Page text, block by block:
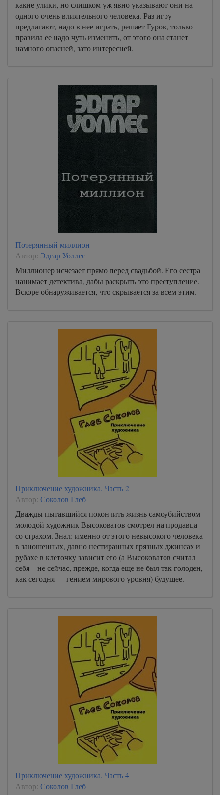
любовь 61
любовь 62
любовь 76
любовь 78
любовь 79
какие улики, но слишком уж явно указывают они на
одного очень влиятельного человека. Раз игру
предлагают, надо в нее играть, решает Гуров, только
правила ее надо чуть изменить, от этого она станет
намного опасней, зато интересней.
Потерянный миллион
Автор: Эдгар Уоллес
Миллионер исчезает прямо перед свадьбой. Его сестра
нанимает детектива, дабы раскрыть это преступление.
Вскоре обнаруживается, что скрывается за всем этим.
Приключение художника. Часть 2
Автор: Соколов Глеб
Дважды пытавшийся покончить жизнь самоубийством
молодой художник Высоковатов смотрел на продавца
со страхом. Знал: именно от этого невысокого человека
в заношенных, давно нестиранных грязных джинсах и
рубахе в клеточку зависит его (а Высоковатов считал
себя – не сейчас, прежде, когда еще не был так голоден,
как сегодня — гением мирового уровня) будущее.
Приключение художника. Часть 4
Автор: Соколов Глеб